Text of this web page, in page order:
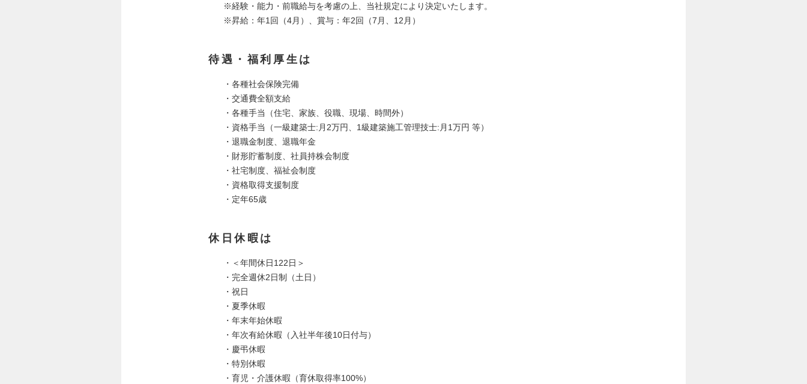
※経験・能力・前職給与を考慮の上、当社規定により決定いたします。
※昇給：年1回（4月）、賞与：年2回（7月、12月）
待遇・福利厚生は
・各種社会保険完備
・交通費全額支給
・各種手当（住宅、家族、役職、現場、時間外）
・資格手当（一級建築士:月2万円、1級建築施工管理技士:月1万円 等）
・退職金制度、退職年金
・財形貯蓄制度、社員持株会制度
・社宅制度、福祉会制度
・資格取得支援制度
・定年65歳
休日休暇は
・＜年間休日122日＞
・完全週休2日制（土日）
・祝日
・夏季休暇
・年末年始休暇
・年次有給休暇（入社半年後10日付与）
・慶弔休暇
・特別休暇
・育児・介護休暇（育休取得率100%）